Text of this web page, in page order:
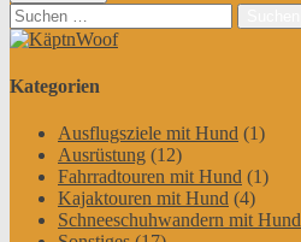
Suchen
nach:
Kategorien
Ausflugsziele mit Hund (1)
Ausrüstung (12)
Fahrradtouren mit Hund (1)
Kajaktouren mit Hund (4)
Schneeschuhwandern mit Hund